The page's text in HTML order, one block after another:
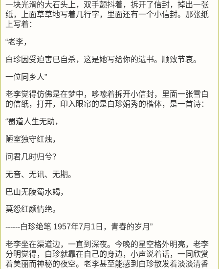
一块光滑的大石头上，双手颤抖着，拆开了信封，掉出一张
纸，上面草草地写着几行字，里面还有一个小信封。那张纸
上写着：
“老李，
白珍因受迫害已自杀，这是她写给你的遗书。顺致节哀。
一位同乡人”
老李觉得仿佛是在梦中，哆嗦着拆开小信封，里面一张雪白
的信纸，打开，印入眼帘的是白珍娟秀的楷体，是一首诗：
“蜀道人生无助，
陋室独守红烛，
问君几时归兮？
无音、无讯、无期。
巴山无陵蜀水竭，
莫怨红颜情绝。
------白珍绝笔 1957年7月1日，青春的岁月”
老李坐在渠道边，一直到深夜。今晚的星空格外明亮，老李
分明觉得，白珍就靠在自己的身边，小声说着话，一同欣赏
着美丽而神秘的夜空。老李甚至能感到白珍散发着淡淡清香